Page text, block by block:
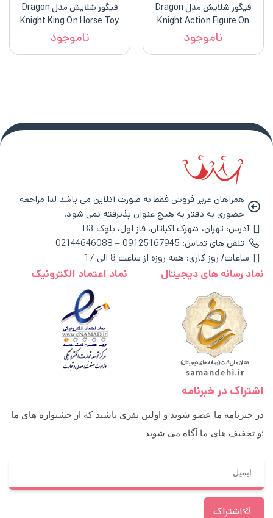
فیگور شلایش مدل Dragon
Knight Action Figure On
Horse With Lance
ناموجود
فیگور شلایش مدل Dragon
Knight King On Horse Toy
Figure
ناموجود
همراهان عزیز فروش فقط به صورت آنلاین می باشد لذا مراجعه
حضوری به دفتر به هیچ عنوان پذیرفته نمی شود.
آدرس: تهران، شهرک اکباتان، فاز اول، بلوک B3
تلفن های تماس: 09125167945 – 02144646088
ساعات/ روز کاری: همه روزه از ساعت 8 الی 17
نماد رسانه های دیجیتال نماد اعتماد الکترونیک
اشتراک در خبرنامه
در خبرنامه ما عضو شوید و اولین نفری باشید که از جشنواره های ما
و تخفیف های ما آگاه می شوید:
اشتراک